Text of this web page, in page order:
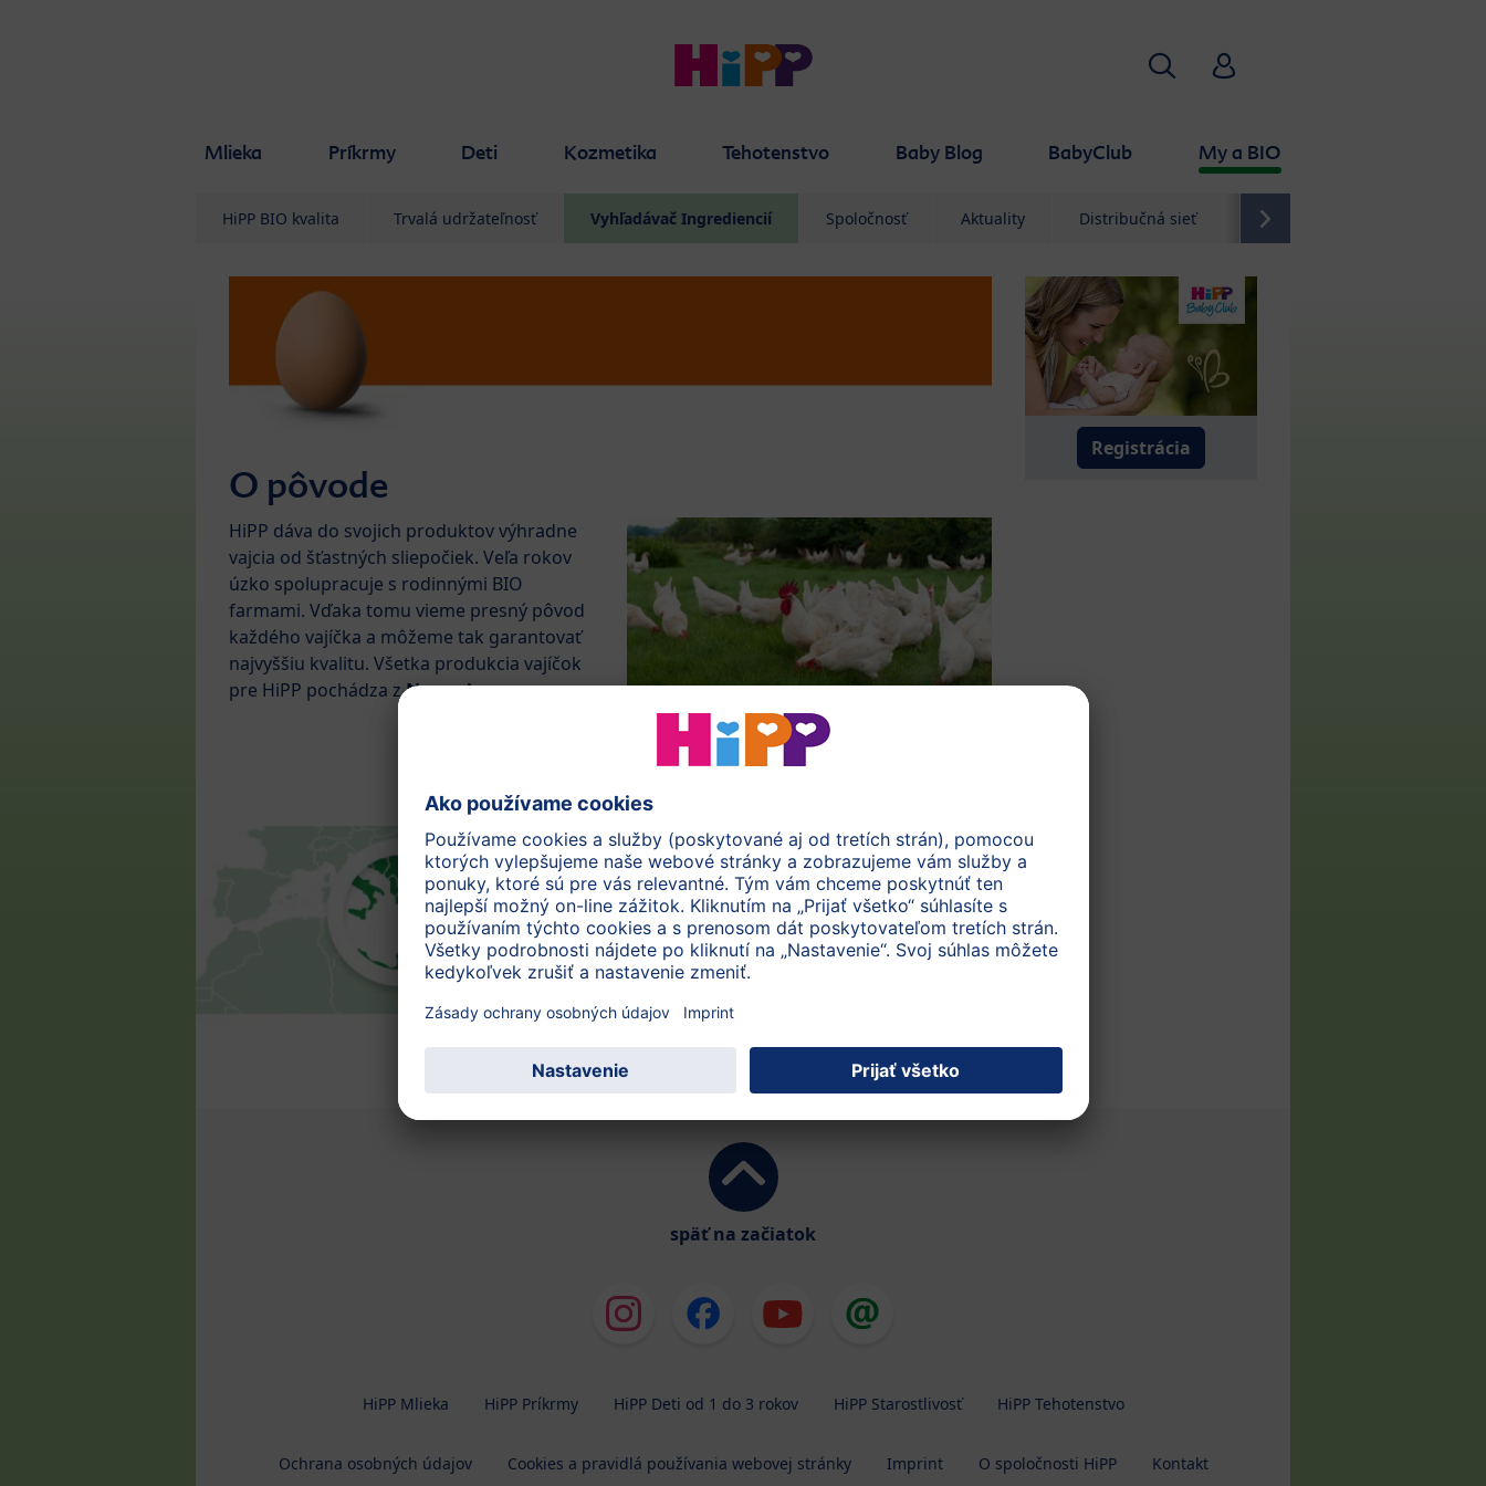
Mlieka Príkrmy Deti Kozmetika Tehotenstvo Baby Blog BabyClub My a BIO
HľadaťHiPP Babyclub
HiPP BIO kvalita Trvalá udržateľnosť Vyhľadávač Ingrediencií Spoločnosť Aktuality Distribučná sieť Kontakt
O pôvode
HiPP dáva do svojich produktov výhradne
vajcia od šťastných sliepočiek. Veľa rokov
úzko spolupracuje s rodinnými BIO
farmami. Vďaka tomu vieme presný pôvod
každého vajíčka a môžeme tak garantovať
najvyššiu kvalitu. Všetka produkcia vajíčok
pre HiPP pochádza zNemecka.
Prejsť k interaktívnej mape
Registrácia
späť na začiatok
HiPP Mlieka HiPP Príkrmy HiPP Deti od 1 do 3 rokov HiPP Starostlivosť HiPP Tehotenstvo
Ochrana osobných údajov Cookies a pravidlá používania webovej stránky Imprint O spoločnosti HiPP Kontakt